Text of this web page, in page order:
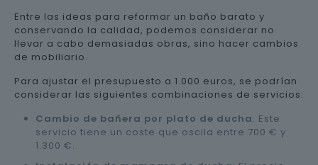
Entre las ideas para reformar un baño barato y
conservando la calidad, podemos considerar no
llevar a cabo demasiadas obras, sino hacer cambios
de mobiliario.
Para ajustar el presupuesto a 1.000 euros, se podrían
considerar las siguientes combinaciones de servicios:
Cambio de bañera por plato de ducha: Este
servicio tiene un coste que oscila entre 700 € y
1.300 €.